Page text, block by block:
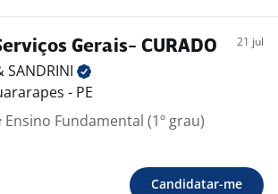
Gerais- CURADO 21 jul
SANDRINI
- PE
Ensino Fundamental (1º grau)
Candidatar-me